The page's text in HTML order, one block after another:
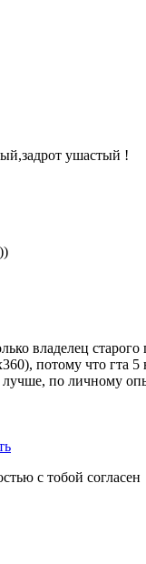
ушастый !
владелец
потому что гта 5
лучше, по личному
с тобой согласен